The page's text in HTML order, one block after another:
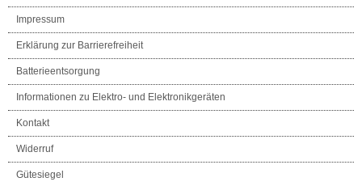
Impressum
Erklärung zur Barrierefreiheit
Batterieentsorgung
Informationen zu Elektro- und Elektronikgeräten
Kontakt
Widerruf
Gütesiegel